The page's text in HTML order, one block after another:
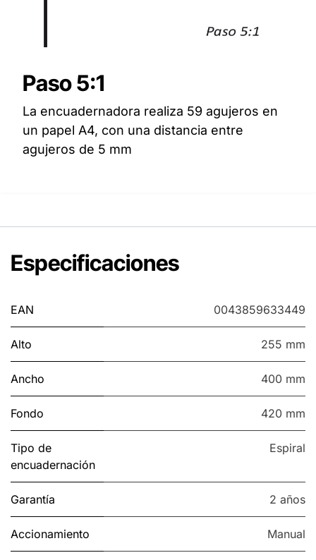
Paso 5:1
La encuadernadora realiza 59 agujeros en
un papel A4, con una distancia entre
agujeros de 5 mm
Especificaciones
EAN 0043859633449
Alto 255 mm
Ancho 400 mm
Fondo 420 mm
Tipo de
encuadernación
Espiral
Garantía 2 años
Accionamiento Manual